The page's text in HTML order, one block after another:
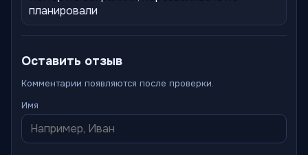
планировали
Оставить отзыв
Комментарии появляются после проверки.
Имя